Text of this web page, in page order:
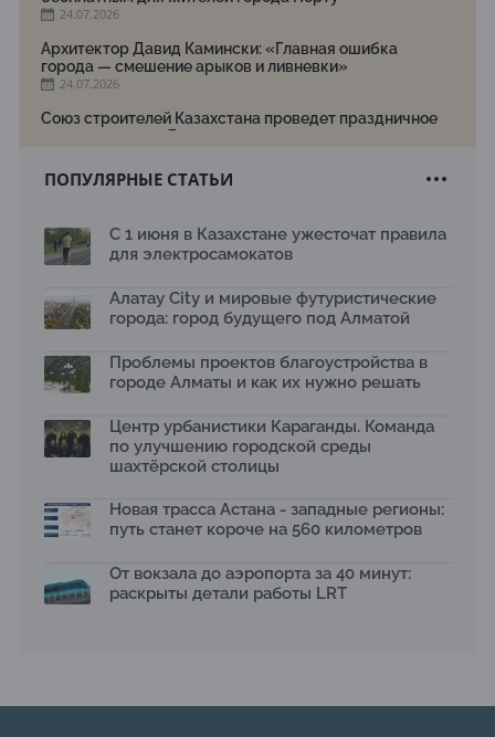
24.07.2026
Архитектор Давид Камински: «Главная ошибка
города — смешение арыков и ливневки»
24.07.2026
Союз строителей Казахстана проведет праздничное
мероприятие ко Дню строителя
Новый Строительный кодекс: что изменилось для
Бауыржана Байбахтиева
17.07.2026
рободоставки в Астане
15.07.2026
2026 принимает заявки до 31 июля
13.07.2026
темой новой выставки в «Целинном»
13.07.2026
Қазақстан»: воспитанники подарили вторую жизнь
отходам
08.07.2026
Ко Дню столицы в Нуре благоустроили шесть
общественных пространств
06.07.2026
МЧС усилило мониторинг рек и моренных озер после
ПОПУЛЯРНЫЕ СТАТЬИ
С 1 июня в Казахстане ужесточат правила
для электросамокатов
Алатау City и мировые футуристические
города: город будущего под Алматой
Проблемы проектов благоустройства в
городе Алматы и как их нужно решать
Центр урбанистики Караганды. Команда
по улучшению городской среды
шахтёрской столицы
Новая трасса Астана - западные регионы:
путь станет короче на 560 километров
От вокзала до аэропорта за 40 минут:
раскрыты детали работы LRT